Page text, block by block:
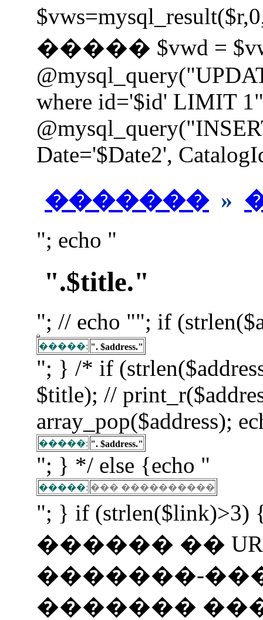
����� $vwd =
where id='$id' LIMIT
Date='$Date2',
������� »
"; echo "
".$title."
"; // echo ""; if
�����: ". $address."
"; } /* if
$title); //
array_pop($address);
�����: ". $address."
"; } */ else {echo "
�����: ��� ����������
"; } if
������ ��
�������-
�������